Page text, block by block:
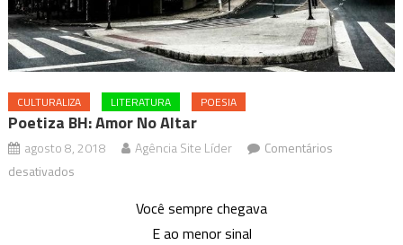
CULTURALIZA LITERATURA POESIA
Poetiza BH: Amor No Altar
agosto 8, 2018 Agência Site Líder
Comentários
desativadosem
Você sempre chegava
E ao menor sinal